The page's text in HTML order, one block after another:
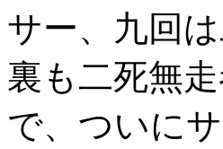
サー、九回
裏も二死無
で、ついに